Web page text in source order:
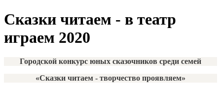
Сказки читаем - в театр
играем 2020
Городской конкурс юных сказочников среди семей
«Сказки читаем - творчество проявляем»